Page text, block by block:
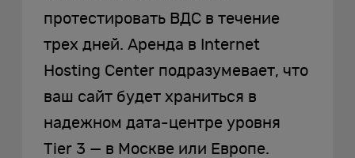
протестировать ВДС в течение
трех дней. Аренда в Internet
Hosting Center подразумевает, что
ваш сайт будет храниться в
надежном дата-центре уровня
Tier 3 — в Москве или Европе.